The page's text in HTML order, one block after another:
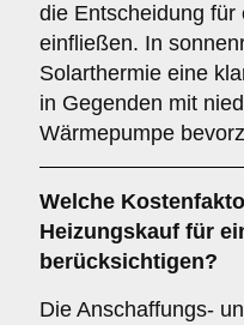
die Entscheidung für
einfließen. In
Solarthermie eine
in Gegenden mit
Wärmepumpe
Welche
Heizungskauf für
berücksichtigen?
Die Anschaffungs-